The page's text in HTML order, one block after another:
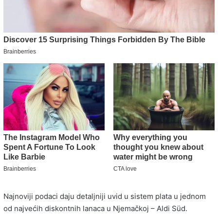
Najnoviji podaci daju detaljniji uvid u sistem plata u jednom
od najvećih diskontnih lanaca u Njemačkoj – Aldi Süd.